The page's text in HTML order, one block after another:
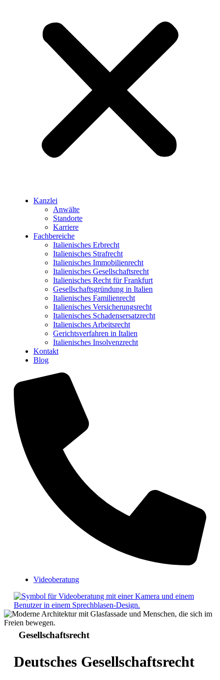
Kanzlei
Anwälte
Standorte
Karriere
Fachbereiche
Italienisches Erbrecht
Italienisches Strafrecht
Italienisches Immobilienrecht
Italienisches Gesellschaftsrecht
Italienisches Recht für Frankfurt
Gesellschaftsgründung in Italien
Italienisches Familienrecht
Italienisches Versicherungsrecht
Italienisches Schadensersatzrecht
Italienisches Arbeitsrecht
Gerichtsverfahren in Italien
Italienisches Insolvenzrecht
Kontakt
Blog
Videoberatung
Gesellschaftsrecht
Deutsches Gesellschaftsrecht